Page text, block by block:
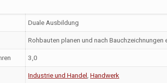
Duale Ausbildung
Rohbauten planen und nach Bauchzeichnungen
3,0
Industrie und Handel Handwerk